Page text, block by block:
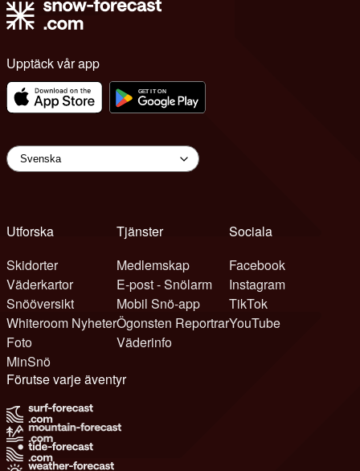
Upptäck vår app
Utforska
Skidorter
Väderkartor
Snööversikt
Whiteroom Nyheter
Foto
MinSnö
Tjänster
Medlemskap
E-post - Snölarm
Mobil Snö-app
Ögonsten Reportrar
Väderinfo
Sociala
Facebook
Instagram
TikTok
YouTube
Förutse varje äventyr